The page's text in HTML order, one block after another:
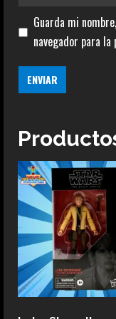
Guarda mi
navegador para la